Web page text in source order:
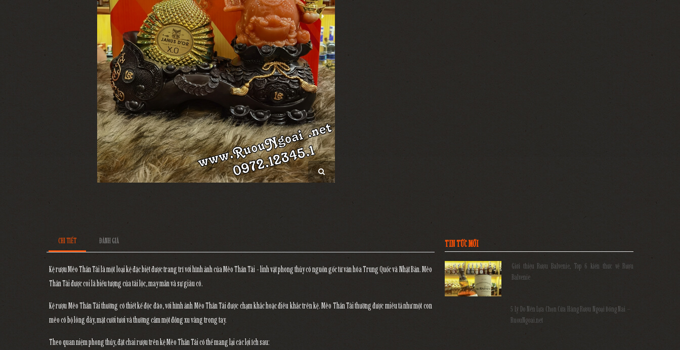
CHI TIẾT ĐÁNH GIÁ
Kệ rượu Mèo Thần Tài là một loại kệ đặc biệt được trang trí với hình ảnh của Mèo Thần Tài - linh vật phong thủy có nguồn gốc từ văn hóa Trung Quốc và Nhật Bản. Mèo
Thần Tài được coi là biểu tượng của tài lộc, may mắn và sự giàu có.
Kệ rượu Mèo Thần Tài thường có thiết kế độc đáo, với hình ảnh Mèo Thần Tài được chạm khắc hoặc điêu khắc trên kệ. Mèo Thần Tài thường được miêu tả như một con
mèo có bộ lông dày, mặt cười tươi và thường cầm một đồng xu vàng trong tay.
Theo quan niệm phong thủy, đặt chai rượu trên kệ Mèo Thần Tài có thể mang lại các lợi ích sau:
TIN TỨC MỚI
Giới thiệu Rượu Balvenie, Top 6 kiến thức về Rượu
Balvenie
5 Lý Do Nên Lựa Chọn Cửa Hàng Rượu Ngoại Đồng Nai –
RuouNgoai.net